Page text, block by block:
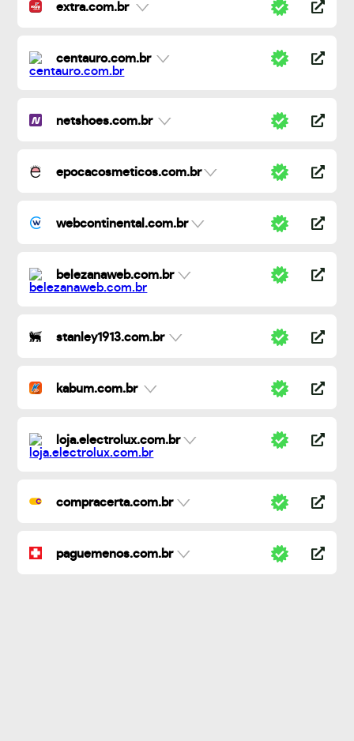
extra.com.br
centauro.com.br
netshoes.com.br
epocacosmeticos.com.br
webcontinental.com.br
belezanaweb.com.br
stanley1913.com.br
kabum.com.br
loja.electrolux.com.br
compracerta.com.br
paguemenos.com.br